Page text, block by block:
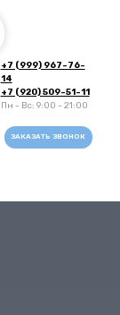
+7 (999) 967-76-
14
+7 (920) 509-51-11
Пн - Вс: 9:00 - 21:00
ЗАКАЗАТЬ ЗВОНОК